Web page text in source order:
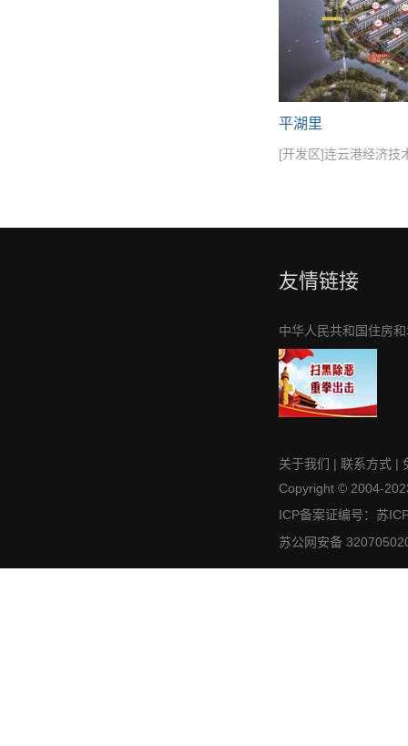
平湖里
[开发区]连云港经济技
友情链接
中华人民共和国住房
关于我们 | 联系方式|
Copyright © 2004-
ICP备案证编号：苏
苏公网安备